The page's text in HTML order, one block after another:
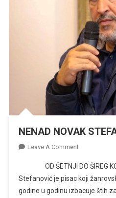
NENAD NOVAK
Leave A CommentOn
NOVAK
STEFANOVIĆ
–
OD ŠETNJI DO ŠIREG
Stefanović je pisac koji
godine u godinu izbacuje štih